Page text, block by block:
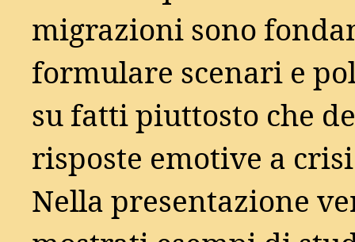
migrazioni sono
formulare scenari e
su fatti piuttosto che
risposte emotive a
Nella presentazione